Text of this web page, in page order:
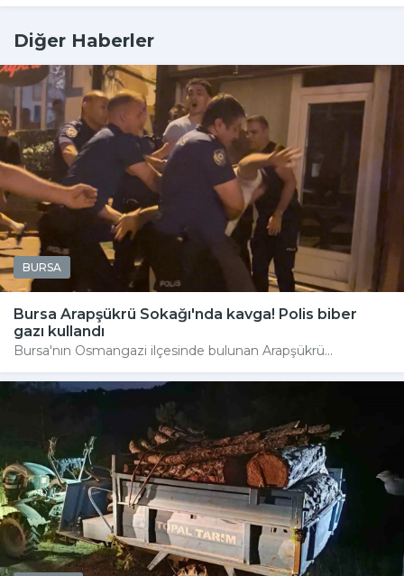
Diğer Haberler
BURSA
Bursa Arapşükrü Sokağı'nda kavga! Polis biber
gazı kullandı
Bursa'nın Osmangazi ilçesinde bulunan Arapşükrü...